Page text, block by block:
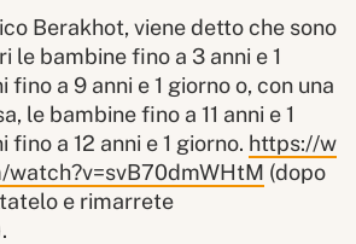
Berakhot, viene detto che sono
le bambine fino a 3 anni e 1
fino a 9 anni e 1 giorno o, con una
le bambine fino a 11 anni e 1
fino a 12 anni e 1 giorno. https://w
watch?v=svB70dmWHtM (dopo
e rimarrete